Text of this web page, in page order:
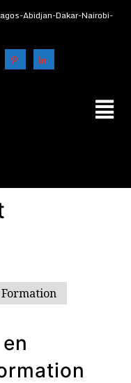
Abidjan-Dakar-Nairobi-